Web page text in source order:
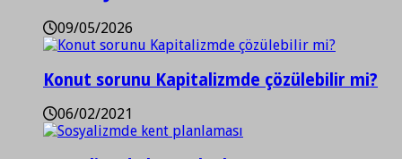
09/05/2026
Konut sorunu Kapitalizmde çözülebilir mi?
06/02/2021